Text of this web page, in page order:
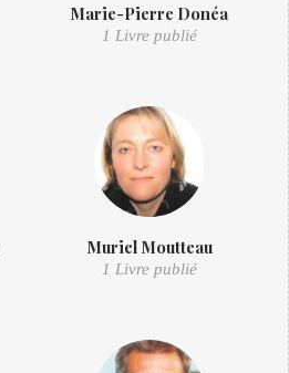
Marie-Pierre Donéa
1 Livre publié
Muriel Moutteau
1 Livre publié